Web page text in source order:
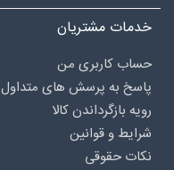
خدمات مشتریان
حساب کاربری من
پاسخ به پرسش های متداول
رویه بازگرداندن کالا
شرایط و قوانین
نکات حقوقی